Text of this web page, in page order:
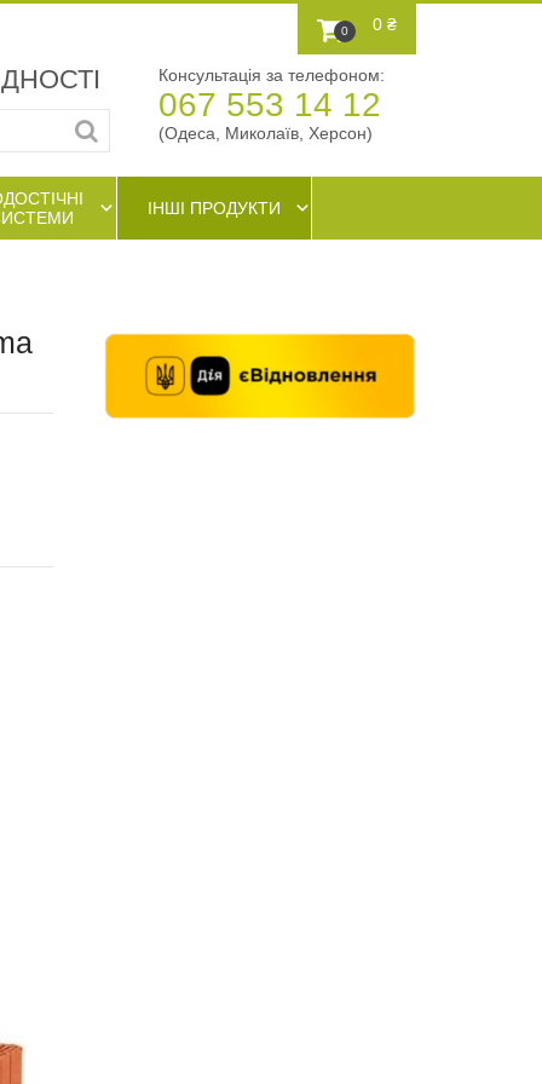
0 0 ₴
Консультація за телефоном:
067 553 14 12
(Одеса, Миколаїв, Херсон)
ІНШІ ПРОДУКТИ